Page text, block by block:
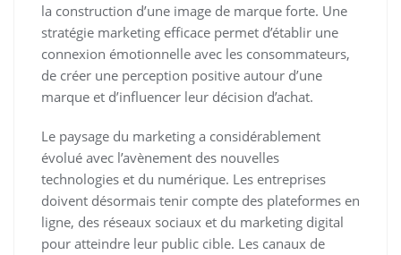
la construction d’une image de marque forte. Une
stratégie marketing efficace permet d’établir une
connexion émotionnelle avec les consommateurs,
de créer une perception positive autour d’une
marque et d’influencer leur décision d’achat.
Le paysage du marketing a considérablement
évolué avec l’avènement des nouvelles
technologies et du numérique. Les entreprises
doivent désormais tenir compte des plateformes en
ligne, des réseaux sociaux et du marketing digital
pour atteindre leur public cible. Les canaux de